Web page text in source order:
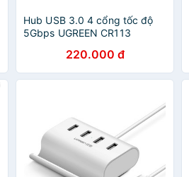
Hub USB 3.0 4 cổng tốc độ
5Gbps UGREEN CR113
220.000 đ